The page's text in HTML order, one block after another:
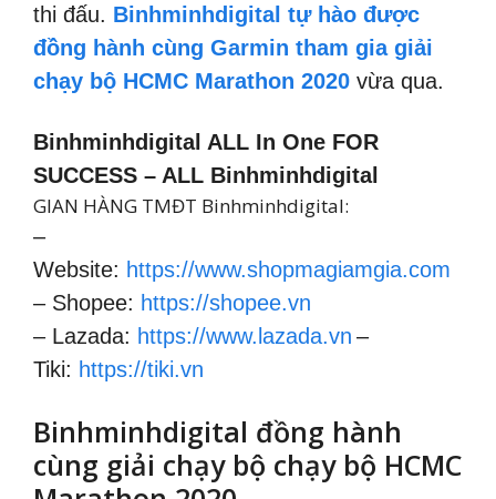
thi đấu. Binhminhdigital tự hào được
đồng hành cùng Garmin tham gia giải
chạy bộ HCMC Marathon 2020 vừa qua.
Binhminhdigital ALL In One FOR
SUCCESS – ALL Binhminhdigital
GIAN HÀNG TMĐT Binhminhdigital:
–
Website: https://www.shopmagiamgia.com
– Shopee: https://shopee.vn
– Lazada: https://www.lazada.vn –
Tiki: https://tiki.vn
Binhminhdigital đồng hành
cùng giải chạy bộ chạy bộ HCMC